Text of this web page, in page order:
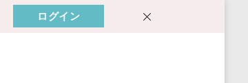
ログイン